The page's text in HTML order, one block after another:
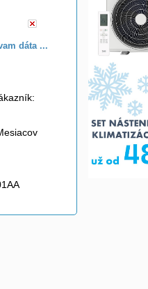
dáta ...